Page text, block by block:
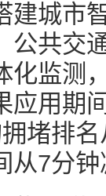
建城市
公共交
化监测
应用期
堵排
从7分